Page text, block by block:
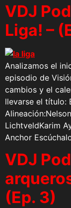
VDJ
Liga! –
Analizamos el
episodio de
cambios y el
llevarse el título:
LichtveldKarim
Anchor
VDJ
(Ep. 3)